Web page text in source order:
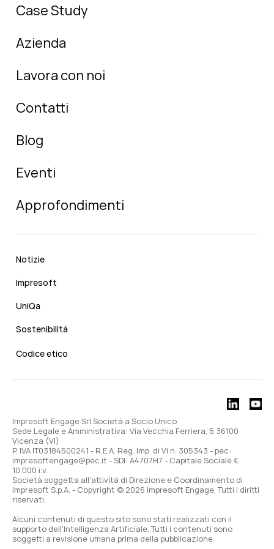
Case Study
Azienda
Lavora con noi
Contatti
Blog
Eventi
Approfondimenti
Notizie
Impresoft
UniQa
Sostenibilità
Codice etico
Impresoft Engage Srl Società a Socio Unico
Sede Legale e Amministrativa: Via Vecchia Ferriera, 5 36100
Vicenza (VI)
P. IVA IT03184500241 - R.E.A. Reg. Imp. di Vi n. 305343 - pec:
impresoftengage@pec.it - SDI: A4707H7 - Capitale Sociale €
10.000 i.v.
Società soggetta all'attività di Direzione e Coordinamento di
Impresoft S.p.A. - Copyright © 2026 Impresoft Engage. Tutti i diritti
riservati.
Alcuni contenuti di questo sito sono stati realizzati con il
supporto dell'Intelligenza Artificiale. Tutti i contenuti sono
soggetti a revisione umana prima della pubblicazione.